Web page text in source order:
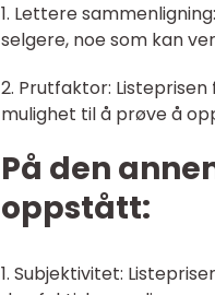
1. Lettere
selgere, noe som kan
2. Prutfaktor:
mulighet til å prøve å
På den
oppstått:
1. Subjektivitet: